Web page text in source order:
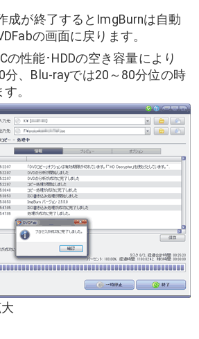
成が終了するとImgBurnは自動
の画面に戻ります。
の性能･HDDの空き容量により
分、Blu-rayでは20～80分位の時
。